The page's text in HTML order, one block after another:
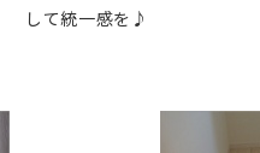
して統一感を♪